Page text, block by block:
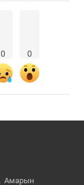
0 0
Амарын